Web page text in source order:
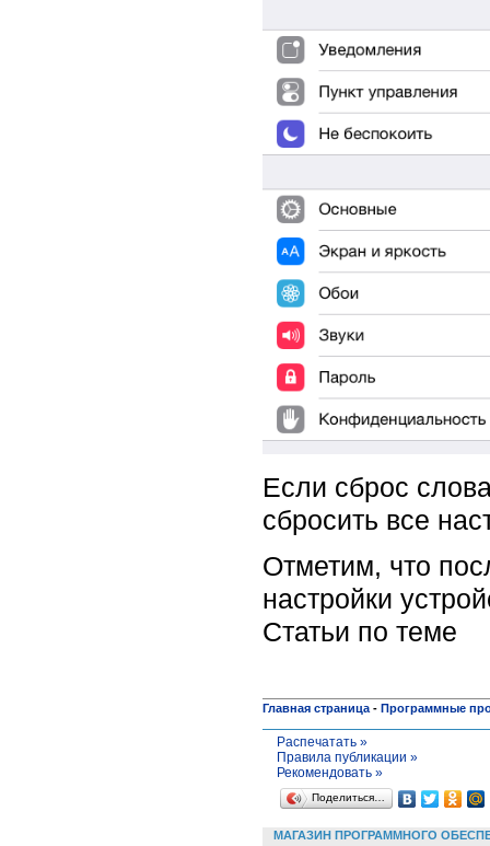
Если сброс
сбросить все
Отметим, что
настройки
Статьи по теме
Главная страница - Программные
Распечатать »
Правила публикации »
Рекомендовать »
Поделиться…
МАГАЗИН ПРОГРАММНОГО